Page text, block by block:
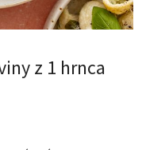
z 1 hrnca